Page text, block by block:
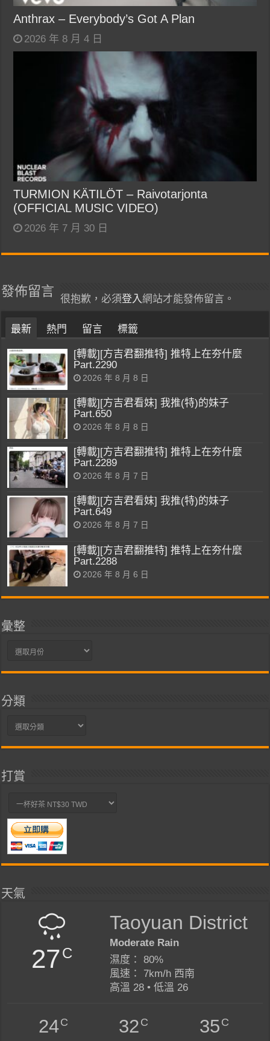
Anthrax – Everybody’s Got A Plan
2026 年 8 月 4 日
TURMION KÄTILÖT – Raivotarjonta
(OFFICIAL MUSIC VIDEO)
2026 年 7 月 30 日
發佈留言
很抱歉，必須登入網站才能發佈留言。
最新 熱門 留言 標籤
[轉載][方吉君翻推特] 推特上在夯什麼
Part.2290
2026 年 8 月 8 日
[轉載][方吉君看妹] 我推(特)的妹子
Part.650
2026 年 8 月 8 日
[轉載][方吉君翻推特] 推特上在夯什麼
Part.2289
2026 年 8 月 7 日
[轉載][方吉君看妹] 我推(特)的妹子
Part.649
2026 年 8 月 7 日
[轉載][方吉君翻推特] 推特上在夯什麼
Part.2288
2026 年 8 月 6 日
彙整
彙
分類
分
打賞
天氣
27C
Taoyuan District
Moderate Rain
濕度： 80%
風速： 7km/h 西南
高溫 28 • 低溫 26
24C 32C 35C